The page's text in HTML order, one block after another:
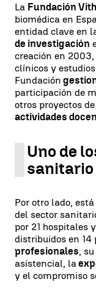
La Fundación
biomédica en
entidad clave en
de investigación
creación en
clínicos y
Fundación
participación de
otros proyectos de
actividades
Uno de
sanitario
Por otro lado, está
del sector
por 21 hospitales
distribuidos en 14
profesionales,
asistencial, la
y el compromiso